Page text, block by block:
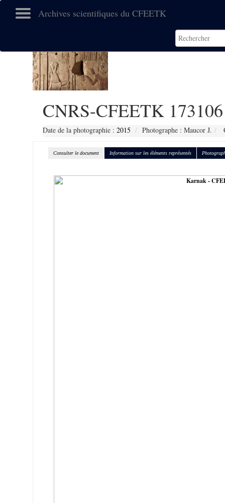
Archives scientifiques du CFEETK
CNRS-CFEETK 173106
Date de la photographie : 2015 Photographe : Maucor J.
Consulter le document Information sur les éléments représentés